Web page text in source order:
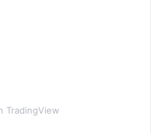
TradingView